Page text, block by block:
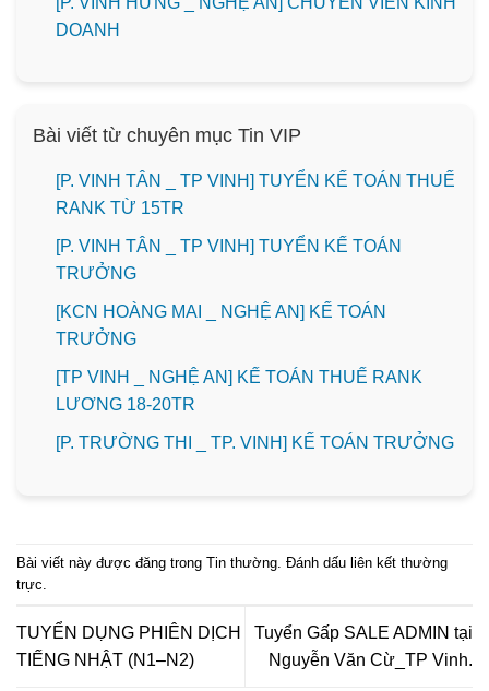
DOANH
Bài viết từ chuyên mục Tin VIP
[P. VINH TÂN _ TP VINH] TUYỂN KẾ TOÁN THUẾ
RANK TỪ 15TR
[P. VINH TÂN _ TP VINH] TUYỂN KẾ TOÁN
TRƯỞNG
️[KCN HOÀNG MAI _ NGHỆ AN] KẾ TOÁN
TRƯỞNG
[TP VINH _ NGHỆ AN] KẾ TOÁN THUẾ RANK
LƯƠNG 18-20TR
️[P. TRƯỜNG THI _ TP. VINH] KẾ TOÁN TRƯỞNG
Bài viết này được đăng trong Tin thường . Đánh dấu liên kết thường
trực
TUYỂN DỤNG PHIÊN DỊCH
TIẾNG NHẬT (N1–N2)
Tuyển Gấp SALE ADMIN tại
Nguyễn Văn Cừ_TP Vinh.